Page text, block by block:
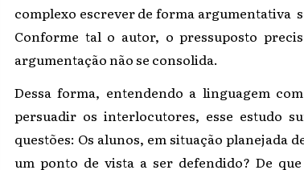
complexo escrever de forma argumentativa
Conforme tal o autor, o pressuposto
argumentação não se consolida.
Dessa forma, entendendo a linguagem
persuadir os interlocutores, esse estudo
questões: Os alunos, em situação planejada
um ponto de vista a ser defendido? De